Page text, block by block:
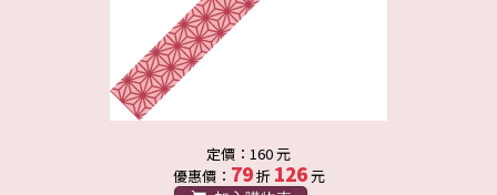
定價：160 元
優惠價： 79折 126元